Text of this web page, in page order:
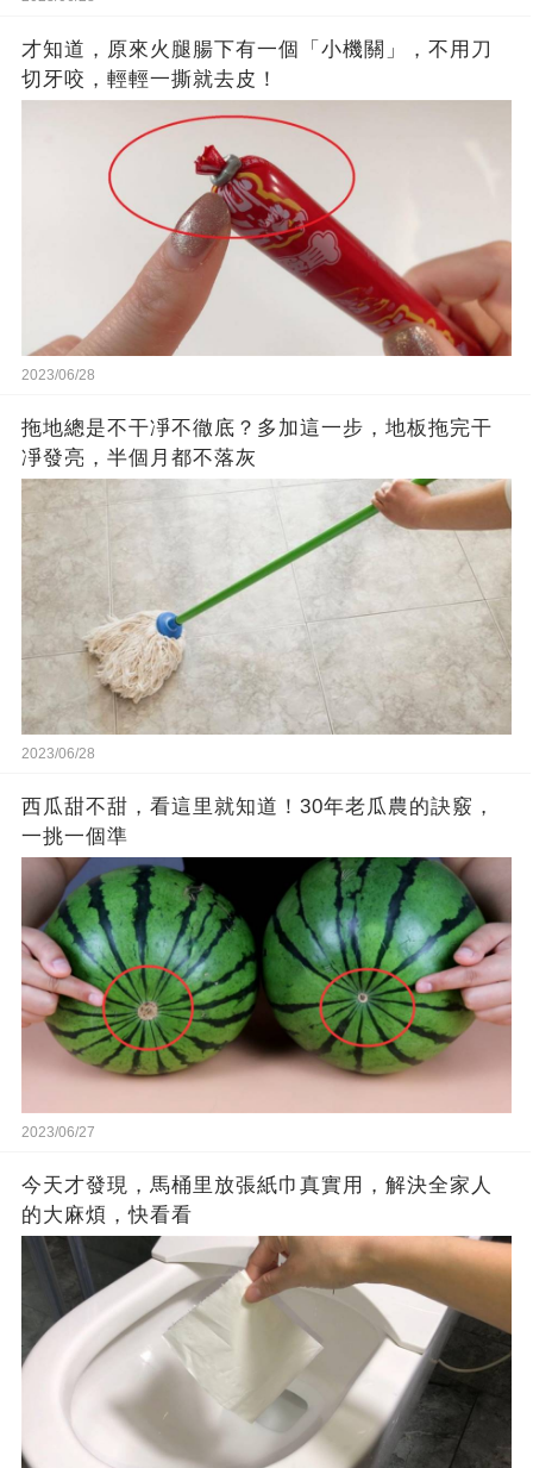
才知道，原來火腿腸下有一個「小機關」，不用刀
切牙咬，輕輕一撕就去皮！
2023/06/28
拖地總是不干凈不徹底？多加這一步，地板拖完干
凈發亮，半個月都不落灰
2023/06/28
西瓜甜不甜，看這里就知道！30年老瓜農的訣竅，
一挑一個準
2023/06/27
今天才發現，馬桶里放張紙巾真實用，解決全家人
的大麻煩，快看看